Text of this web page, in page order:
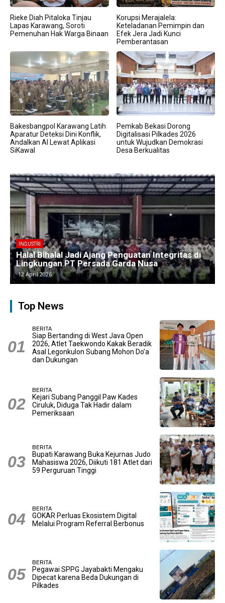
Rieke Diah Pitaloka Tinjau
Lapas Karawang, Soroti
Pemenuhan Hak Warga Binaan
Korupsi Merajalela:
Keteladanan Pemimpin dan
Efek Jera Jadi Kunci
Pemberantasan
Bakesbangpol Karawang Latih
Aparatur Deteksi Dini Konflik,
Andalkan AI Lewat Aplikasi
SiKawal
Pemkab Bekasi Dorong
Digitalisasi Pilkades 2026
untuk Wujudkan Demokrasi
Desa Berkualitas
BERITA
Kawasan Industri Cikarang Kembali Padat,
Produksi dan Logistik Beroperasi Penuh”
9 April 2026
Top News
BERITA
Siap Bertanding di West Java Open
2026, Atlet Taekwondo Kakak Beradik
Asal Legonkulon Subang Mohon Do’a
dan Dukungan
BERITA
Kejari Subang Panggil Paw Kades
Ciruluk, Diduga Tak Hadir dalam
Pemeriksaan
BERITA
Bupati Karawang Buka Kejurnas Judo
Mahasiswa 2026, Diikuti 181 Atlet dari
59 Perguruan Tinggi
BERITA
GOKAR Perluas Ekosistem Digital
Melalui Program Referral Berbonus
BERITA
Pegawai SPPG Jayabakti Mengaku
Dipecat karena Beda Dukungan di
Pilkades